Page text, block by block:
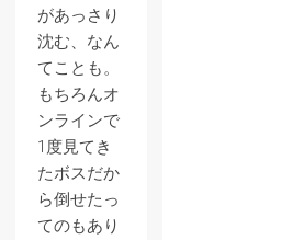
があっさり
沈む、なん
てことも。
もちろんオ
ンラインで
1度見てき
たボスだか
ら倒せたっ
てのもあり